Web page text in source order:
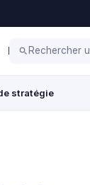
Haut potentiel
Rechercher
stratégie